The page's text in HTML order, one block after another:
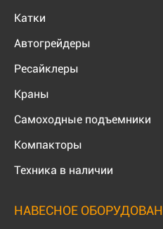
Катки
Автогрейдеры
Ресайклеры
Краны
Самоходные подъемники
Компакторы
Техника в наличии
НАВЕСНОЕ